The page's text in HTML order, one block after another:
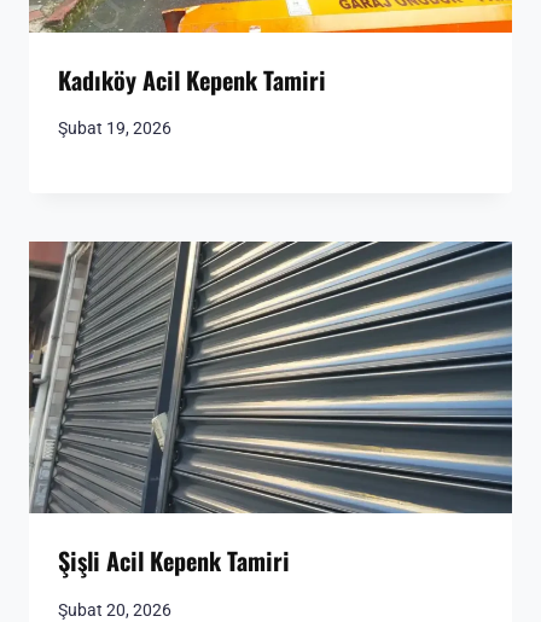
Kadıköy Acil Kepenk Tamiri
Şubat 19, 2026
Şişli Acil Kepenk Tamiri
Şubat 20, 2026